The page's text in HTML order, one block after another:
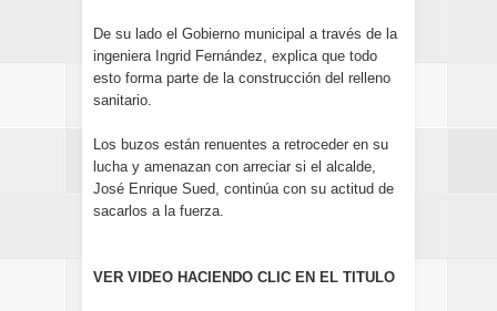
De su lado el Gobierno municipal a través de la
ingeniera Ingrid Fernández, explica que todo
esto forma parte de la construcción del relleno
sanitario.
Los buzos están renuentes a retroceder en su
lucha y amenazan con arreciar si el alcalde,
José Enrique Sued, continúa con su actitud de
sacarlos a la fuerza.
VER VIDEO HACIENDO CLIC EN EL TITULO